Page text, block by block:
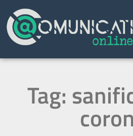
Tag: